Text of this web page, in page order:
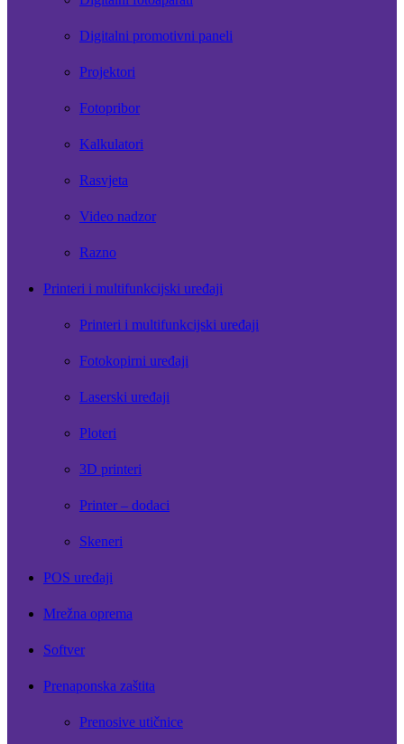
Digitalni promotivni paneli
Projektori
Fotopribor
Kalkulatori
Rasvjeta
Video nadzor
Razno
Printeri i multifunkcijski uređaji
Printeri i multifunkcijski uređaji
Fotokopirni uređaji
Laserski uređaji
Ploteri
3D printeri
Printer – dodaci
Skeneri
POS uređaji
Mrežna oprema
Softver
Prenaponska zaštita
Prenosive utičnice